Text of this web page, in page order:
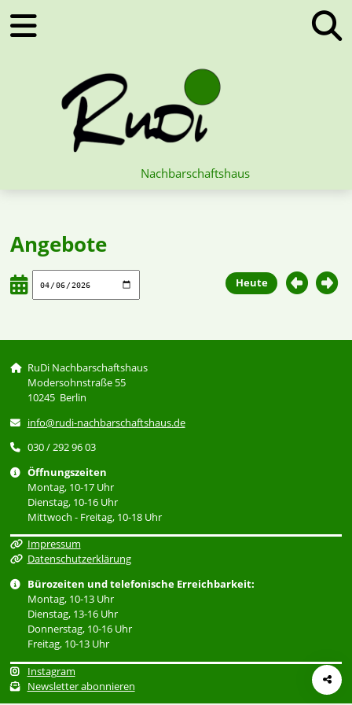
Nachbarschaftshaus
Angebote
Heute
RuDi Nachbarschaftshaus
Modersohnstraße 55
10245 Berlin
info@rudi-nachbarschaftshaus.de
030 / 292 96 03
Öffnungszeiten
Montag, 10-17 Uhr
Dienstag, 10-16 Uhr
Mittwoch - Freitag, 10-18 Uhr
Impressum
Datenschutzerklärung
Bürozeiten und telefonische Erreichbarkeit:
Montag, 10-13 Uhr
Dienstag, 13-16 Uhr
Donnerstag, 10-16 Uhr
Freitag, 10-13 Uhr
Instagram
Newsletter abonnieren